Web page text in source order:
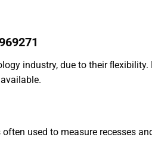
industry, due to their ﬂexibility.
used to measure recesses